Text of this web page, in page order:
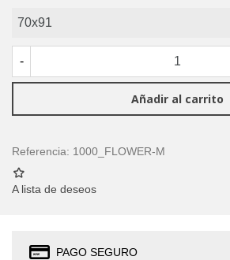
-
Añadir al carrito
Referencia: 1000_FLOWER-M
A lista de deseos
PAGO SEGURO